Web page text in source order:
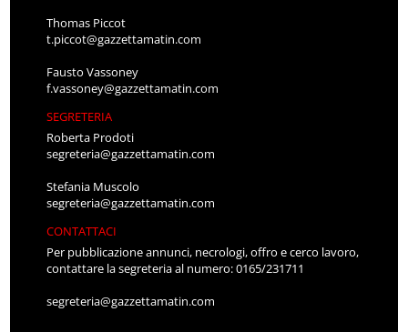
Thomas Piccot
t.piccot@gazzettamatin.com
Fausto Vassoney
f.vassoney@gazzettamatin.com
SEGRETERIA
Roberta Prodoti
segreteria@gazzettamatin.com
Stefania Muscolo
segreteria@gazzettamatin.com
CONTATTACI
Per pubblicazione annunci, necrologi, offro e cerco lavoro,
contattare la segreteria al numero: 0165/231711
segreteria@gazzettamatin.com